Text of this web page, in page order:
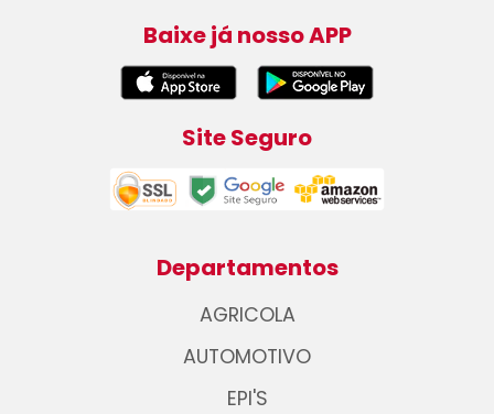
Baixe já nosso APP
Site Seguro
Departamentos
AGRICOLA
AUTOMOTIVO
EPI'S